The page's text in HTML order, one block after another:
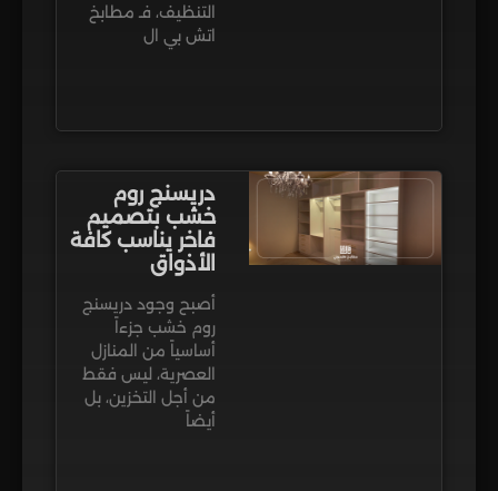
التنظيف، فـ مطابخ
اتش بي ال
دريسنج روم
خشب بتصميم
فاخر يناسب كافة
الأذواق
أصبح وجود دريسنج
روم خشب جزءاً
أساسياً من المنازل
العصرية، ليس فقط
من أجل التخزين، بل
أيضاً